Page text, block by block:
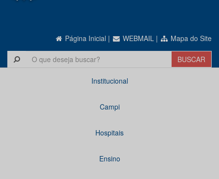
Página Inicial | WEBMAIL | Mapa do Site
Institucional
Campi
Hospitais
Ensino